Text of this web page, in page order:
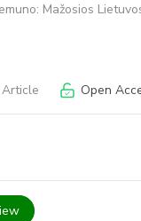
Mažosios
Article Open